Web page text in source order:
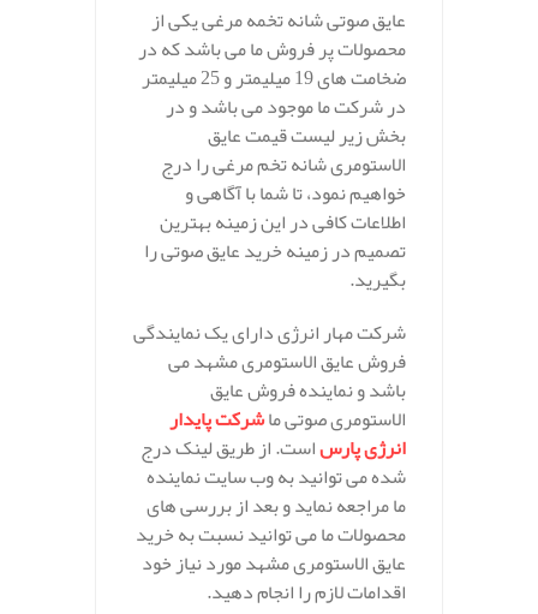
عایق صوتی شانه تخمه مرغی یکی از
محصولات پر فروش ما می باشد که در
ضخامت های 19 میلیمتر و 25 میلیمتر
در شرکت ما موجود می باشد و در
بخش زیر لیست قیمت عایق
الاستومری شانه تخم مرغی را درج
خواهیم نمود، تا شما با آگاهی و
اطلاعات کافی در این زمینه بهترین
تصمیم در زمینه خرید عایق صوتی را
بگیرید.
شرکت مهار انرژی دارای یک نمایندگی
فروش عایق الاستومری مشهد می
باشد و نماینده فروش عایق
الاستومری صوتی ماشرکت پایدار
انرژی پارساست. از طریق لینک درج
شده می توانید به وب سایت نماینده
ما مراجعه نماید و بعد از بررسی های
محصولات ما می توانید نسبت به خرید
عایق الاستومری مشهد مورد نیاز خود
اقدامات لازم را انجام دهید.